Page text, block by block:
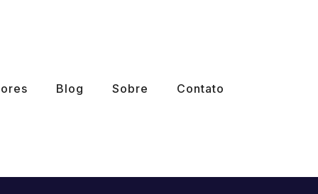
Blog Sobre Contato